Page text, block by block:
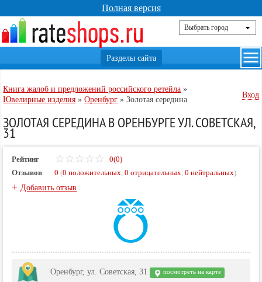
Полная версия
Книга жалоб и предложений российского ретейла »
Ювелирные изделия »Оренбург »Золотая середина
Вход
ЗОЛОТАЯ СЕРЕДИНА В ОРЕНБУРГЕ УЛ. СОВЕТСКАЯ,
31
Рейтинг
0(0)
Отзывов
0 (0 положительных,0 отрицательных,0 нейтральных)
+Добавить отзыв
Оренбург, ул. Советская, 31 посмотреть на карте